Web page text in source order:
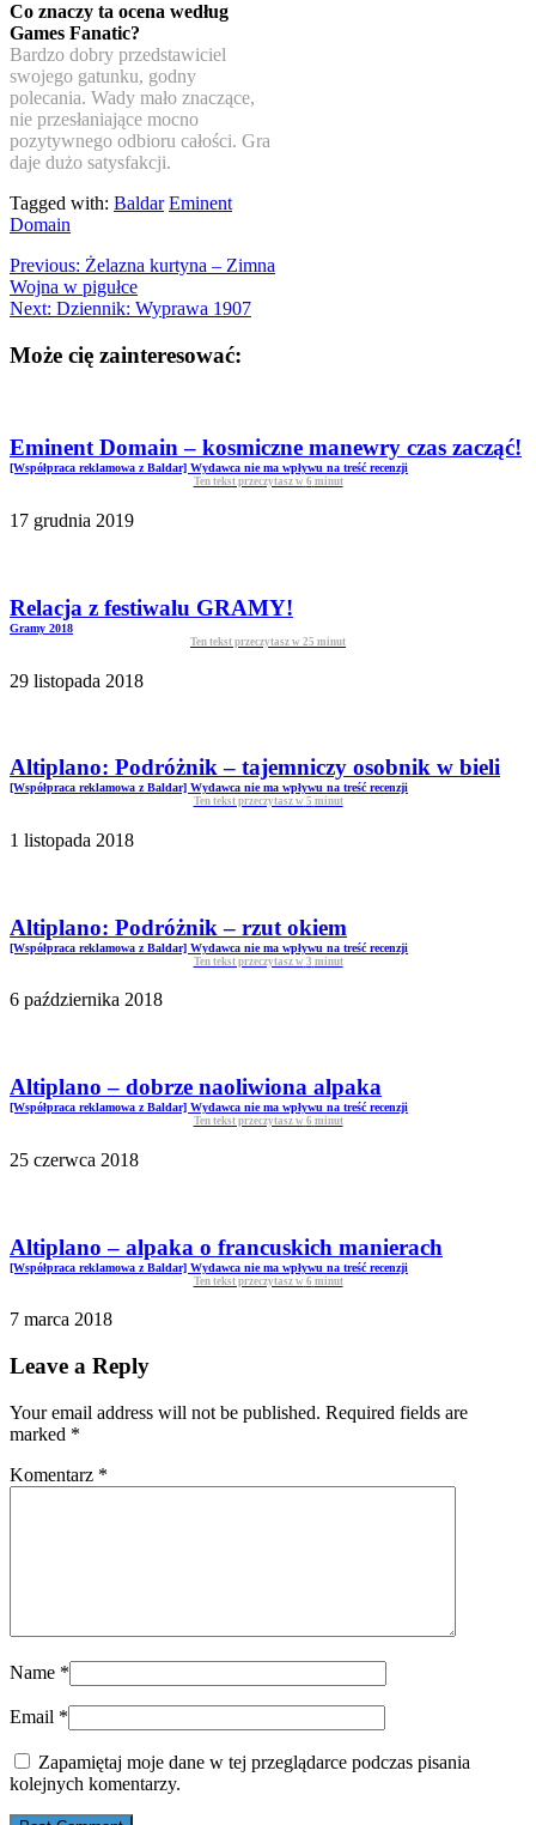
Co znaczy ta ocena według
Games Fanatic?
Bardzo dobry przedstawiciel
swojego gatunku, godny
polecania. Wady mało znaczące,
nie przesłaniające mocno
pozytywnego odbioru całości. Gra
daje dużo satysfakcji.
Tagged with: Baldar Eminent
Domain
Previous: Żelazna kurtyna – Zimna
Wojna w pigułce
Next: Dziennik: Wyprawa 1907
Może cię zainteresować:
Eminent Domain – kosmiczne manewry czas zacząć!
[Współpraca reklamowa z Baldar] Wydawca nie ma wpływu na treść recenzji
Ten tekst przeczytasz w 6 minut
17 grudnia 2019
Relacja z festiwalu GRAMY!
Gramy 2018
Ten tekst przeczytasz w 25 minut
29 listopada 2018
Altiplano: Podróżnik – tajemniczy osobnik w bieli
[Współpraca reklamowa z Baldar] Wydawca nie ma wpływu na treść recenzji
Ten tekst przeczytasz w 5 minut
1 listopada 2018
Altiplano: Podróżnik – rzut okiem
[Współpraca reklamowa z Baldar] Wydawca nie ma wpływu na treść recenzji
Ten tekst przeczytasz w 3 minut
6 października 2018
Altiplano – dobrze naoliwiona alpaka
[Współpraca reklamowa z Baldar] Wydawca nie ma wpływu na treść recenzji
Ten tekst przeczytasz w 6 minut
25 czerwca 2018
Altiplano – alpaka o francuskich manierach
[Współpraca reklamowa z Baldar] Wydawca nie ma wpływu na treść recenzji
Ten tekst przeczytasz w 6 minut
7 marca 2018
Leave a Reply
Your email address will not be published. Required fields are
marked *
Komentarz *
Name *
Email *
Zapamiętaj moje dane w tej przeglądarce podczas pisania
kolejnych komentarzy.